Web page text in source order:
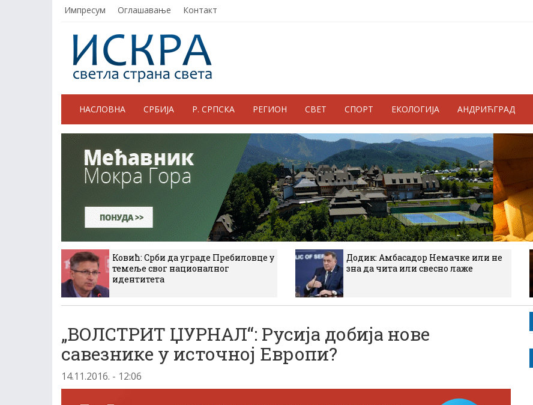
Импресум Оглашавање Контакт
НАСЛОВНА СРБИЈА Р. СРПСКА РЕГИОН СВЕТ СПОРТ ЕКОЛОГИЈА АНДРИЋГРАД
Ковић: Срби да уграде Пребиловце у
темеље свог националног
идентитета
Додик: Амбасадор Немачке или не
зна да чита или свесно лаже
„ВОЛСТРИТ ЏУРНАЛ“: Русија добија нове
савезнике у источној Европи?
14.11.2016. - 12:06